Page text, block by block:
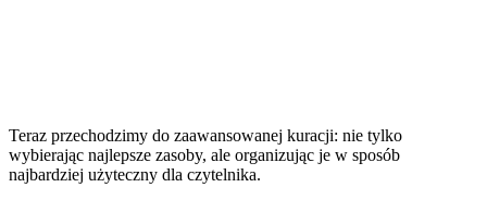
Teraz przechodzimy do zaawansowanej kuracji: nie tylko
wybierając najlepsze zasoby, ale organizując je w sposób
najbardziej użyteczny dla czytelnika.